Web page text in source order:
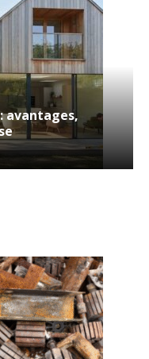
avantages,